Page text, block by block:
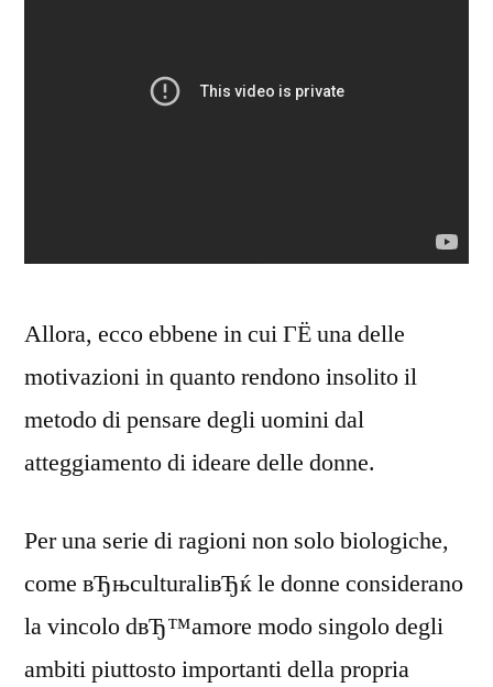
Allora, ecco ebbene in cui ГЁ una delle
motivazioni in quanto rendono insolito il
metodo di pensare degli uomini dal
atteggiamento di ideare delle donne.
Per una serie di ragioni non solo biologiche,
come вЂњculturaliвЂќ le donne considerano
la vincolo dвЂ™amore modo singolo degli
ambiti piuttosto importanti della propria